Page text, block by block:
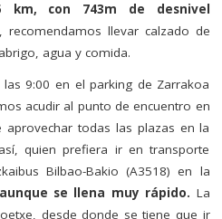
km, con 743m de desnivel
recomendamos llevar calzado de
agua y comida.
9:00 en el parking de Zarrakoa
acudir al punto de encuentro en
todas las plazas en la
quien prefiera ir en transporte
Bilbao-Bakio (A3518) en la
aunque se llena muy rápido. La
desde donde se tiene que ir